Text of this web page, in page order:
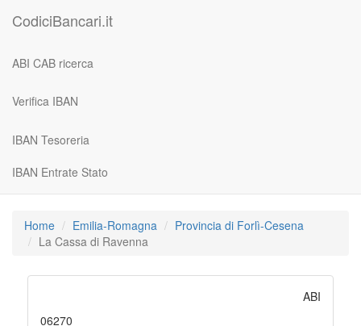
CodiciBancari.it
ABI CAB ricerca
Verifica IBAN
IBAN Tesoreria
IBAN Entrate Stato
Home Emilia-Romagna
Provincia di Forlì-Cesena
La Cassa di Ravenna
ABI
06270